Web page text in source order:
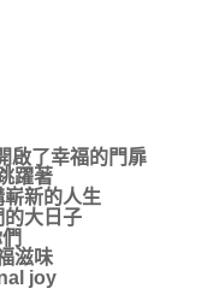
啟了幸福的門扉
躍著
新的人生
的大日子
滋味
joy